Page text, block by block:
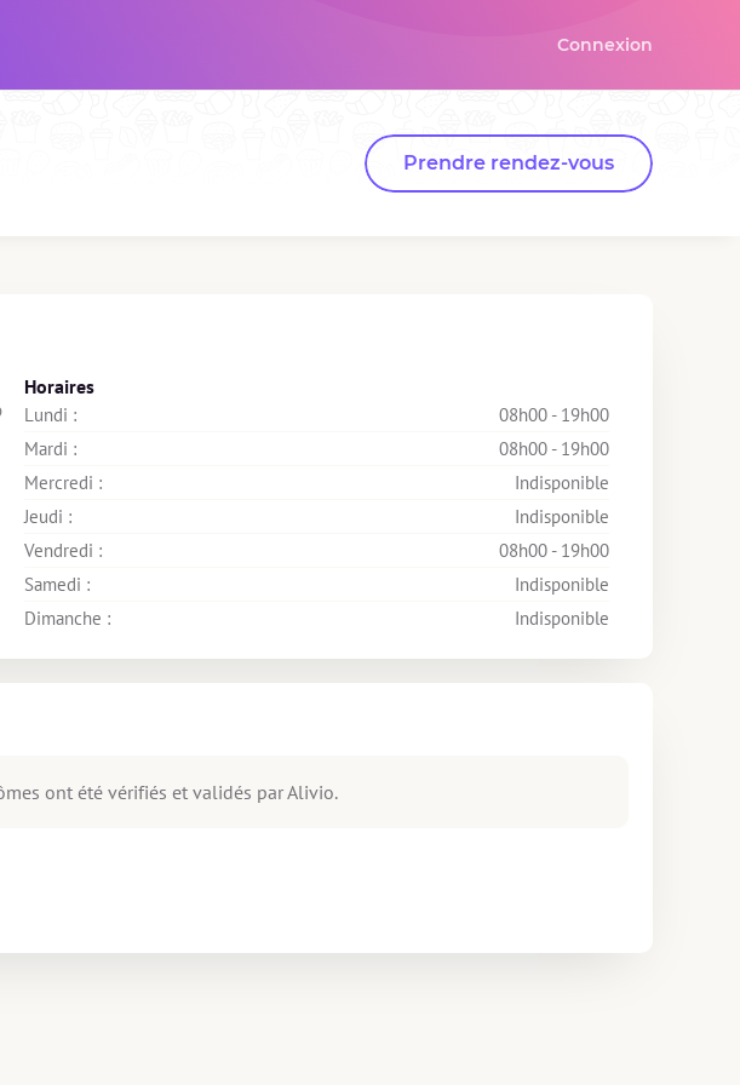
Connexion
Prendre rendez-vous
Horaires
Lundi :
08h00 - 19h00
Mardi :
08h00 - 19h00
Mercredi :
Indisponible
Jeudi :
Indisponible
Vendredi :
08h00 - 19h00
Samedi :
Indisponible
Dimanche :
Indisponible
ont été vérifiés et validés par Alivio.